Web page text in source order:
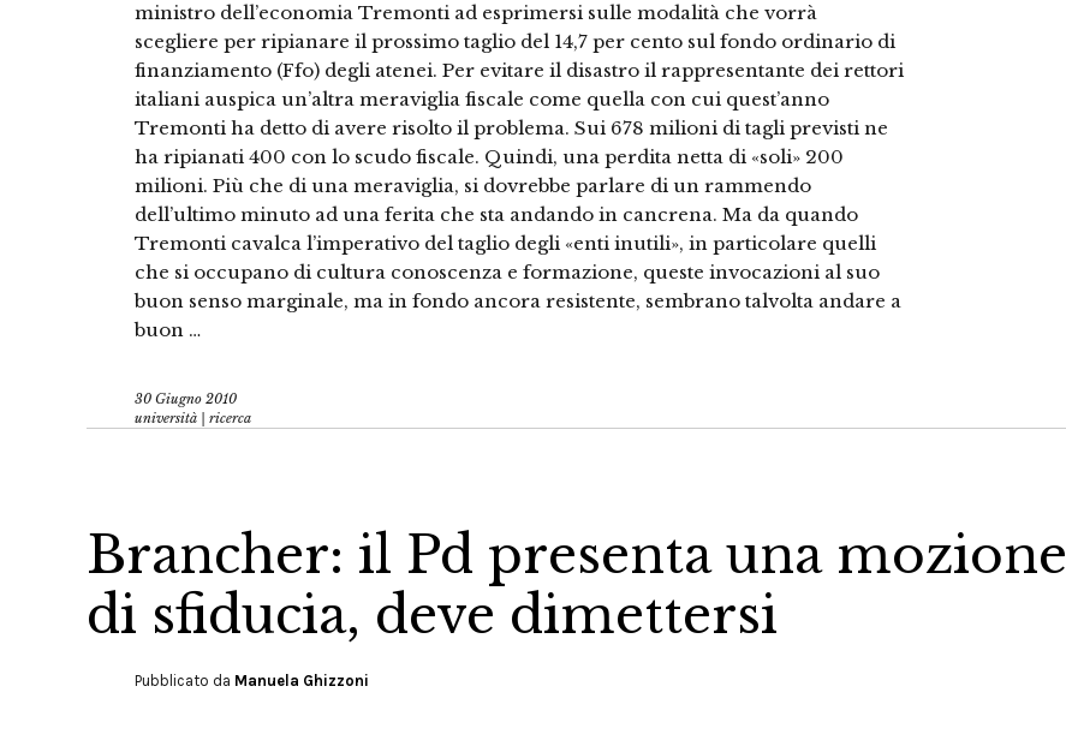
ministro dell’economia Tremonti ad esprimersi sulle modalità che vorrà
scegliere per ripianare il prossimo taglio del 14,7 per cento sul fondo ordinario di
finanziamento (Ffo) degli atenei. Per evitare il disastro il rappresentante dei rettori
italiani auspica un’altra meraviglia fiscale come quella con cui quest’anno
Tremonti ha detto di avere risolto il problema. Sui 678 milioni di tagli previsti ne
ha ripianati 400 con lo scudo fiscale. Quindi, una perdita netta di «soli» 200
milioni. Più che di una meraviglia, si dovrebbe parlare di un rammendo
dell’ultimo minuto ad una ferita che sta andando in cancrena. Ma da quando
Tremonti cavalca l’imperativo del taglio degli «enti inutili», in particolare quelli
che si occupano di cultura conoscenza e formazione, queste invocazioni al suo
buon senso marginale, ma in fondo ancora resistente, sembrano talvolta andare a
buon …
30 Giugno 2010
università | ricerca
Brancher: il Pd presenta una mozione
di sfiducia, deve dimettersi
Pubblicato da Manuela Ghizzoni